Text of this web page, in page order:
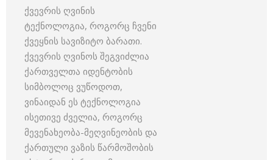
ქვევრის ღვინის
ტექნოლოგია, როგორც ჩვენი
ქვეყნის სავიზიტო ბარათი.
ქვევრის ღვინოს შეგვიძლია
ქართველთა იდენტობის
სიმბოლოც ვუწოდოთ,
ვინაიდან ეს ტექნოლოგია
ისეთივე ძველია, როგორც
მევენახეობა-მეღვინეობის და
ქართული ვაზის წარმოშობის